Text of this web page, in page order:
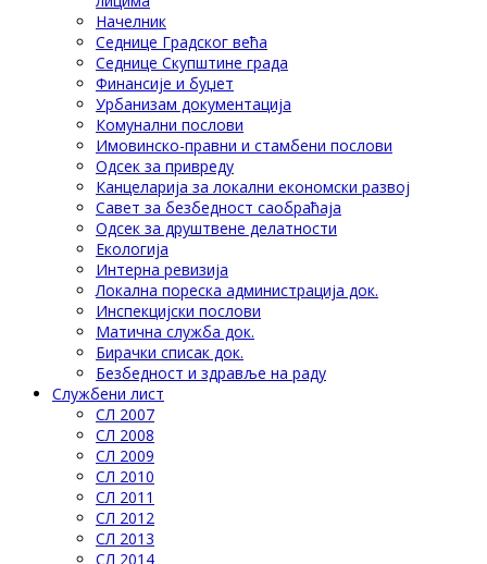
Начелник
Седнице Градског већа
Седнице Скупштине града
Финансије и буџет
Урбанизам документација
Комунални послови
Имовинско-правни и стамбени послови
Одсек за привреду
Канцеларија за локални економски развој
Савет за безбедност саобраћаја
Одсек за друштвене делатности
Eкологија
Интерна ревизија
Локална пореска администрација док.
Инспекцијски послови
Матична служба док.
Бирачки списак док.
Безбедност и здравље на раду
Службени лист
СЛ 2007
СЛ 2008
СЛ 2009
СЛ 2010
СЛ 2011
СЛ 2012
СЛ 2013
СЛ 2014